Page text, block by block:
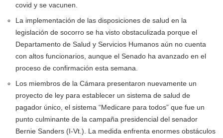
covid y se vacunen.
La implementación de las disposiciones de salud en la
legislación de socorro se ha visto obstaculizada porque el
Departamento de Salud y Servicios Humanos aún no cuenta
con altos funcionarios, aunque el Senado ha avanzado en el
proceso de confirmación esta semana.
Los miembros de la Cámara presentaron nuevamente un
proyecto de ley para establecer un sistema de salud de
pagador único, el sistema “Medicare para todos” que fue un
punto culminante de la campaña presidencial del senador
Bernie Sanders (I-Vt.). La medida enfrenta enormes obstáculos